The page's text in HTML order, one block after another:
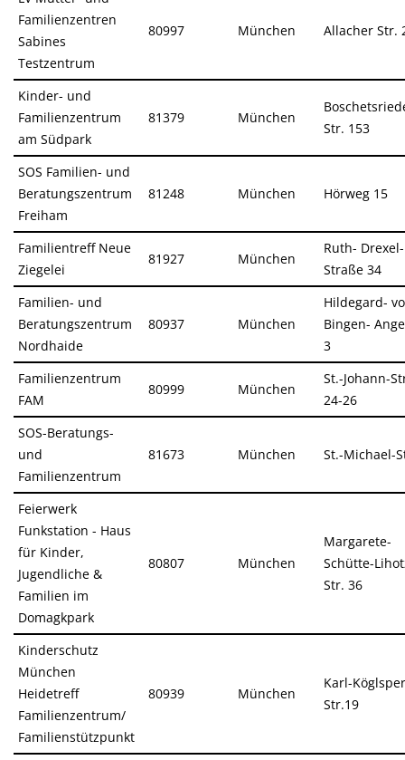
Familienzentren
Sabines
Testzentrum
80997 München Allacher Str.
Kinder- und
Familienzentrum
am Südpark
81379 München
Str. 153
SOS Familien- und
Beratungszentrum
Freiham
81248 München Hörweg 15
Familientreff Neue
Ziegelei
81927 München
Ruth- Drexel-
Straße 34
Familien- und
Beratungszentrum
Nordhaide
80937 München
Hildegard-
Bingen-
3
Familienzentrum
FAM
80999 München
St.-Johann-
24-26
SOS-Beratungs-
und
Familienzentrum
81673 München St.-Michael-
Feierwerk
Funkstation - Haus
für Kinder,
Jugendliche &
Familien im
Domagkpark
80807 München
Margarete-
Schütte-
Str. 36
Kinderschutz
München
Heidetreff
Familienzentrum/
Familienstützpunkt
80939 München
Karl-
Str.19